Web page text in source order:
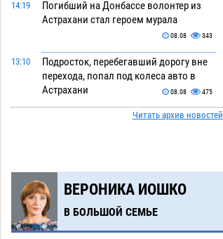
14:19
Погибший на Донбассе волонтер из
Астрахани стал героем мурала
08.08 343
13:10
Подросток, перебегавший дорогу вне
перехода, попал под колеса авто в
Астрахани
08.08 475
Астраханский следком помог
10:51
Фаворитская ноша: астраханские
гандболисты крупно проиграли
пермякам
09:00
Лидеры чеченской диаспоры в
Читать архив новостей
ВЕРОНИКА ИОШКО
В БОЛЬШОЙ СЕМЬЕ